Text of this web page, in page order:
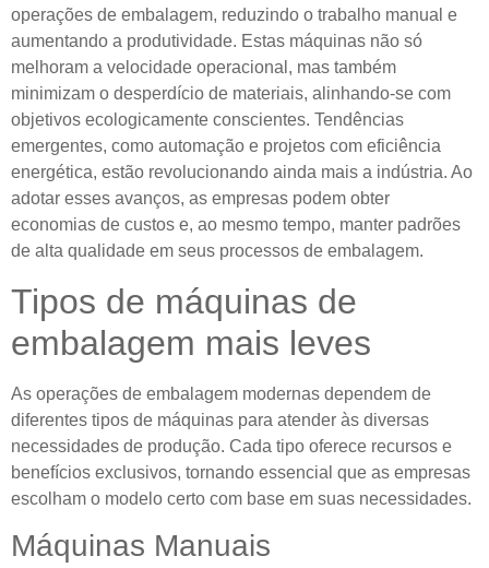
operações de embalagem, reduzindo o trabalho manual e
aumentando a produtividade. Estas máquinas não só
melhoram a velocidade operacional, mas também
minimizam o desperdício de materiais, alinhando-se com
objetivos ecologicamente conscientes. Tendências
emergentes, como automação e projetos com eficiência
energética, estão revolucionando ainda mais a indústria. Ao
adotar esses avanços, as empresas podem obter
economias de custos e, ao mesmo tempo, manter padrões
de alta qualidade em seus processos de embalagem.
Tipos de máquinas de
embalagem mais leves
As operações de embalagem modernas dependem de
diferentes tipos de máquinas para atender às diversas
necessidades de produção. Cada tipo oferece recursos e
benefícios exclusivos, tornando essencial que as empresas
escolham o modelo certo com base em suas necessidades.
Máquinas Manuais